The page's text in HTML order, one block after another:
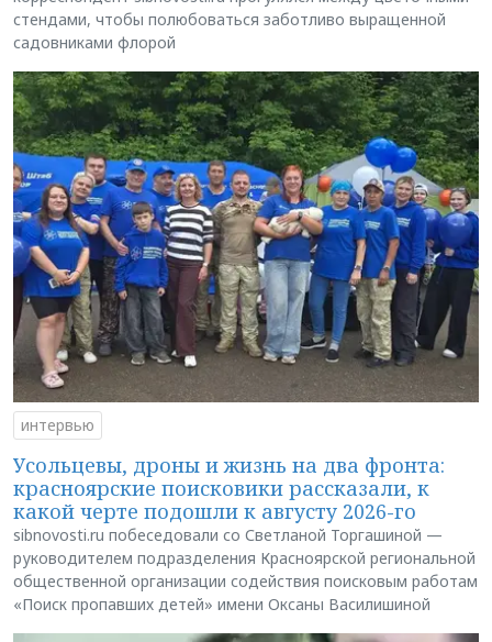
стендами, чтобы полюбоваться заботливо выращенной
садовниками флорой
интервью
Усольцевы, дроны и жизнь на два фронта:
красноярские поисковики рассказали, к
какой черте подошли к августу 2026-го
sibnovosti.ru побеседовали со Светланой Торгашиной —
руководителем подразделения Красноярской региональной
общественной организации содействия поисковым работам
«Поиск пропавших детей» имени Оксаны Василишиной